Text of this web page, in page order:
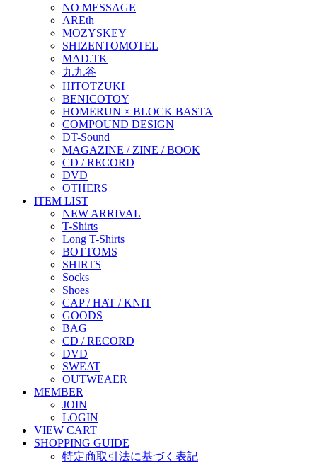
NO MESSAGE
AREth
MOZYSKEY
SHIZENTOMOTEL
MAD.TK
九九谷
HITOTZUKI
BENICOTOY
HOMERUN × BLOCK BASTA
COMPOUND DESIGN
DT-Sound
MAGAZINE / ZINE / BOOK
CD / RECORD
DVD
OTHERS
ITEM LIST
NEW ARRIVAL
T-Shirts
Long T-Shirts
BOTTOMS
SHIRTS
Socks
Shoes
CAP / HAT / KNIT
GOODS
BAG
CD / RECORD
DVD
SWEAT
OUTWEAER
MEMBER
JOIN
LOGIN
VIEW CART
SHOPPING GUIDE
特定商取引法に基づく表記